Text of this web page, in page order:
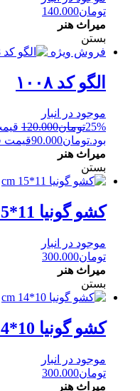
تومان140.000
میراث هنر
بستن
فروش ویژه
الگو کد ۱۰۰۸
موجود در انبار
25%تومان120.000
بود.تومان90.000قیمت
میراث هنر
بستن
کشو گونیا 11*15 cm
موجود در انبار
تومان300.000
میراث هنر
بستن
کشو گونیا 10*14 cm
موجود در انبار
تومان300.000
میراث هنر